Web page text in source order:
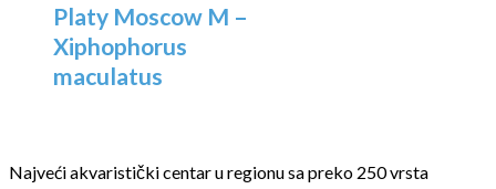
Platy Moscow M –
Xiphophorus
maculatus
Najveći akvaristički centar u regionu sa preko 250 vrsta